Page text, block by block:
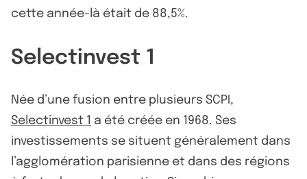
cette année-là était de 88,5%.
Selectinvest 1
Née d’une fusion entre plusieurs SCPI,
Selectinvest 1 a été créée en 1968. Ses
investissements se situent généralement dans
l’agglomération parisienne et dans des régions